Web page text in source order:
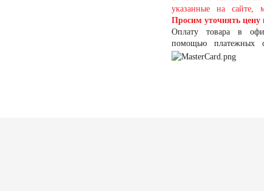
указанные на сайте,
Просим уточнять цену
Оплату товара в
помощью платежных